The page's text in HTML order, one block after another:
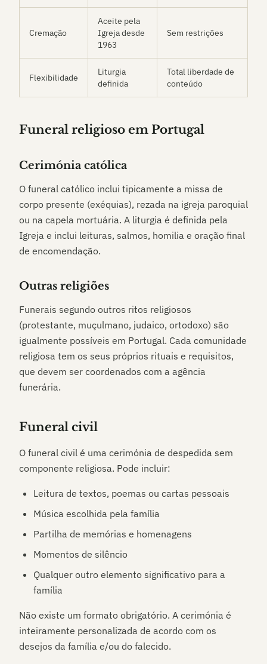
Cremação
Aceite pela
Igreja desde
1963
Sem restrições
Flexibilidade
Liturgia
definida
Total liberdade de
conteúdo
Funeral religioso em Portugal
Cerimónia católica
O funeral católico inclui tipicamente a missa de
corpo presente (exéquias), rezada na igreja paroquial
ou na capela mortuária. A liturgia é definida pela
Igreja e inclui leituras, salmos, homilia e oração final
de encomendação.
Outras religiões
Funerais segundo outros ritos religiosos
(protestante, muçulmano, judaico, ortodoxo) são
igualmente possíveis em Portugal. Cada comunidade
religiosa tem os seus próprios rituais e requisitos,
que devem ser coordenados com a agência
funerária.
Funeral civil
O funeral civil é uma cerimónia de despedida sem
componente religiosa. Pode incluir:
Leitura de textos, poemas ou cartas pessoais
Música escolhida pela família
Partilha de memórias e homenagens
Momentos de silêncio
Qualquer outro elemento significativo para a
família
Não existe um formato obrigatório. A cerimónia é
inteiramente personalizada de acordo com os
desejos da família e/ou do falecido.